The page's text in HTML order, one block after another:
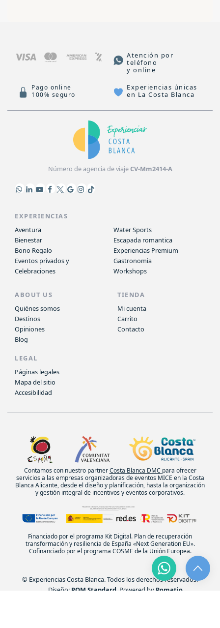
Atención por
teléfono
y online
Pago online
100% seguro
Experiencias únicas
en La Costa Blanca
Número de agencia de viajeCV-Mm2414-A
EXPERIENCIAS
Aventura
Bienestar
Bono Regalo
Eventos privados y
Celebraciones
Water Sports
Escapada romantica
Experiencias Premium
Gastronomia
Workshops
ABOUT US
Quiénes somos
Destinos
Opiniones
Blog
TIENDA
Mi cuenta
Carrito
Contacto
LEGAL
Páginas legales
Mapa del sitio
Accesibilidad
Contamos con nuestro partnerCosta Blanca DMC para ofrecer
servicios a las empresas organizadoras de eventos MICE en la Costa
Blanca Alicante, desde el diseño y planificación, hasta la organización
y gestión integral de incentivos y eventos corporativos.
Financiado por el programa Kit Digital. Plan de recuperación
transformación y resiliencia de España «Next Generation EU».
Cofinanciado por el programa COSME de la Unión Europea.
© Experiencias Costa Blanca. Todos los derechos reservados.
| Diseño: POM Standard . Powered by Pomatio